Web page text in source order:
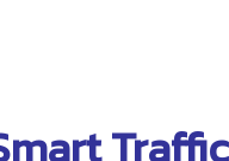
Traffic